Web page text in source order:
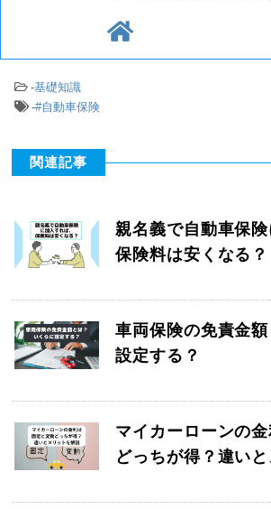
-基礎知識
-#自動車保険
関連記事
親名義で自動車保険
保険料は安くなる？
車両保険の免責金
設定する？
マイカーローンの
どっちが得？違い